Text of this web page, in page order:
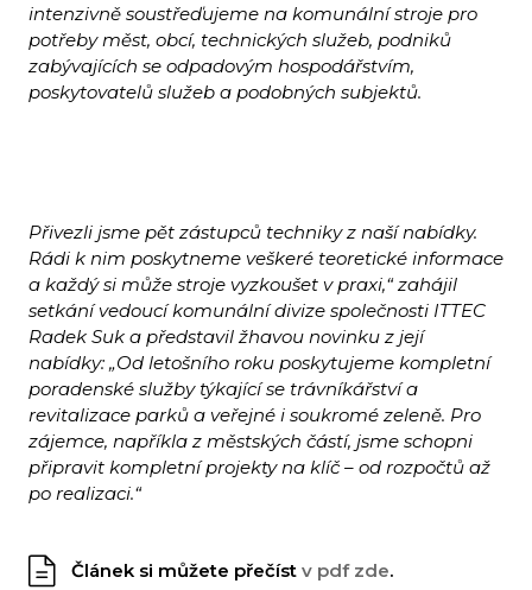
intenzivně soustřeďujeme na komunální stroje pro
potřeby měst, obcí, technických služeb, podniků
zabývajících se odpadovým hospodářstvím,
poskytovatelů služeb a podobných subjektů.
Přivezli jsme pět zástupců techniky z naší nabídky.
Rádi k nim poskytneme veškeré teoretické informace
a každý si může stroje vyzkoušet v praxi,“ zahájil
setkání vedoucí komunální divize společnosti ITTEC
Radek Suk a představil žhavou novinku z její
nabídky: „Od letošního roku poskytujeme kompletní
poradenské služby týkající se trávníkářství a
revitalizace parků a veřejné i soukromé zeleně. Pro
zájemce, napříkla z městských částí, jsme schopni
připravit kompletní projekty na klíč – od rozpočtů až
po realizaci.“
Článek si můžete přečíst v pdf zde.